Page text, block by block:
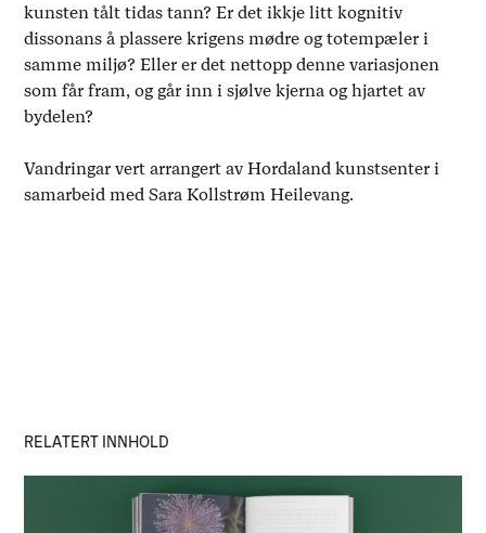
kunsten tålt tidas tann? Er det ikkje litt kognitiv
dissonans å plassere krigens mødre og totempæler i
samme miljø? Eller er det nettopp denne variasjonen
som får fram, og går inn i sjølve kjerna og hjartet av
bydelen?
Vandringar vert arrangert av Hordaland kunstsenter i
samarbeid med Sara Kollstrøm Heilevang.
RELATERT INNHOLD